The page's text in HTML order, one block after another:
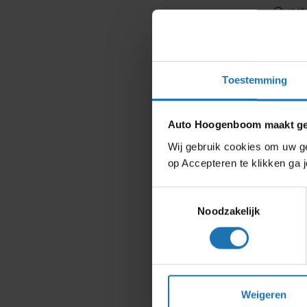
Toestemming
Auto Hoogenboom maakt
Wij gebruik cookies om uw
op Accepteren te klikken ga
Noodzakelijk
Weigeren
Bij